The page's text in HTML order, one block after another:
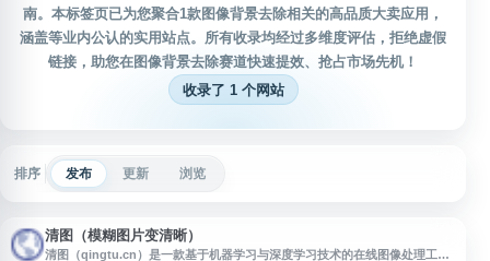
南。本标签页已为您聚合1款图像背景去除相关的高品质大卖应用，
涵盖等业内公认的实用站点。所有收录均经过多维度评估，拒绝虚假
链接，助您在图像背景去除赛道快速提效、抢占市场先机！
收录了 1 个网站
排序 发布 更新 浏览
清图（模糊图片变清晰）
清图（qingtu.cn）是一款基于机器学习与深度学习技术的在线图像处理工